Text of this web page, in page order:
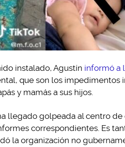
instalado, Agustín informó a
que son los impedimentos
y mamás a sus hijos.
llegado golpeada al centro de
correspondientes. Es
la organización no